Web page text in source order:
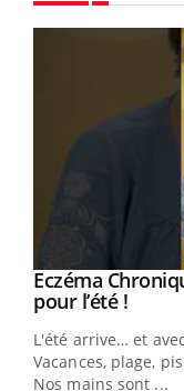
Youtube
Eczéma
pour l’été !
L'été arrive… et
Vacances, plage,
Nos mains sont ...